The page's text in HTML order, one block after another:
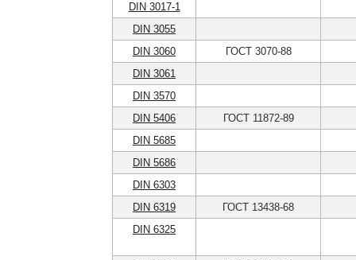
DIN 3017-1
DIN 3055
DIN 3060
ГОСТ 3070-88
DIN 3061
DIN 3570
DIN 5406
ГОСТ 11872-89
DIN 5685
DIN 5686
DIN 6303
DIN 6319
ГОСТ 13438-68
DIN 6325